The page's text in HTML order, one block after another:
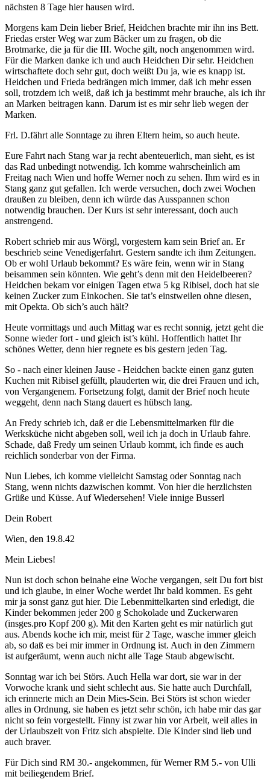
nächsten 8 Tage hier hausen wird.
Morgens kam Dein lieber Brief, Heidchen brachte mir ihn ins Bett.
Friedas erster Weg war zum Bäcker um zu fragen, ob die
Brotmarke, die ja für die III. Woche gilt, noch angenommen wird.
Für die Marken danke ich und auch Heidchen Dir sehr. Heidchen
wirtschaftete doch sehr gut, doch weißt Du ja, wie es knapp ist.
Heidchen und Frieda bedrängen mich immer, daß ich mehr essen
soll, trotzdem ich weiß, daß ich ja bestimmt mehr brauche, als ich ihr
an Marken beitragen kann. Darum ist es mir sehr lieb wegen der
Marken.
Frl. D.fährt alle Sonntage zu ihren Eltern heim, so auch heute.
Eure Fahrt nach Stang war ja recht abenteuerlich, man sieht, es ist
das Rad unbedingt notwendig. Ich komme wahrscheinlich am
Freitag nach Wien und hoffe Werner noch zu sehen. Ihm wird es in
Stang ganz gut gefallen. Ich werde versuchen, doch zwei Wochen
draußen zu bleiben, denn ich würde das Ausspannen schon
notwendig brauchen. Der Kurs ist sehr interessant, doch auch
anstrengend.
Robert schrieb mir aus Wörgl, vorgestern kam sein Brief an. Er
beschrieb seine Venedigerfahrt. Gestern sandte ich ihm Zeitungen.
Ob er wohl Urlaub bekommt? Es wäre fein, wenn wir in Stang
beisammen sein könnten. Wie geht’s denn mit den Heidelbeeren?
Heidchen bekam vor einigen Tagen etwa 5 kg Ribisel, doch hat sie
keinen Zucker zum Einkochen. Sie tat’s einstweilen ohne diesen,
mit Opekta. Ob sich’s auch hält?
Heute vormittags und auch Mittag war es recht sonnig, jetzt geht die
Sonne wieder fort - und gleich ist’s kühl. Hoffentlich hattet Ihr
schönes Wetter, denn hier regnete es bis gestern jeden Tag.
So - nach einer kleinen Jause - Heidchen backte einen ganz guten
Kuchen mit Ribisel gefüllt, plauderten wir, die drei Frauen und ich,
von Vergangenem. Fortsetzung folgt, damit der Brief noch heute
weggeht, denn nach Stang dauert es hübsch lang.
An Fredy schrieb ich, daß er die Lebensmittelmarken für die
Werksküche nicht abgeben soll, weil ich ja doch in Urlaub fahre.
Schade, daß Fredy um seinen Urlaub kommt, ich finde es auch
reichlich sonderbar von der Firma.
Nun Liebes, ich komme vielleicht Samstag oder Sonntag nach
Stang, wenn nichts dazwischen kommt. Von hier die herzlichsten
Grüße und Küsse. Auf Wiedersehen! Viele innige Busserl
Dein Robert
Wien, den 19.8.42
Mein Liebes!
Nun ist doch schon beinahe eine Woche vergangen, seit Du fort bist
und ich glaube, in einer Woche werdet Ihr bald kommen. Es geht
mir ja sonst ganz gut hier. Die Lebenmittelkarten sind erledigt, die
Kinder bekommen jeder 200 g Schokolade und Zuckerwaren
(insges.pro Kopf 200 g). Mit den Karten geht es mir natürlich gut
aus. Abends koche ich mir, meist für 2 Tage, wasche immer gleich
ab, so daß es bei mir immer in Ordnung ist. Auch in den Zimmern
ist aufgeräumt, wenn auch nicht alle Tage Staub abgewischt.
Sonntag war ich bei Störs. Auch Hella war dort, sie war in der
Vorwoche krank und sieht schlecht aus. Sie hatte auch Durchfall,
ich erinnerte mich an Dein Mies-Sein. Bei Störs ist schon wieder
alles in Ordnung, sie haben es jetzt sehr schön, ich habe mir das gar
nicht so fein vorgestellt. Finny ist zwar hin vor Arbeit, weil alles in
der Urlaubszeit von Fritz sich abspielte. Die Kinder sind lieb und
auch braver.
Für Dich sind RM 30.- angekommen, für Werner RM 5.- von Ulli
mit beiliegendem Brief.